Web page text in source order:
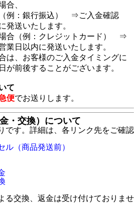
合、
例：銀行振込） ⇒ご入金確認
発送いたします。
場合（例：クレジットカード） ⇒
業日以内に発送いたします。
は、お客様のご入金タイミングに
が前後することがございます。
て
便でお送りします。
・交換）について
です。詳細は、各リンク先をご確認
ル（商品発送前）
る交換、返金は受け付けておりませ